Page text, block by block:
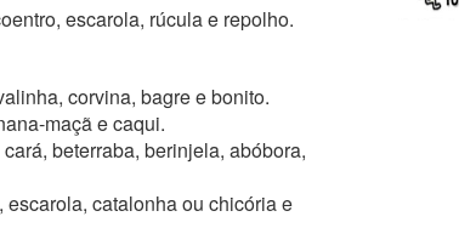
escarola, rúcula e repolho.
corvina, bagre e bonito.
maçã e caqui.
beterraba, berinjela, abóbora,
catalonha ou chicória e